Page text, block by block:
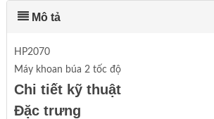
Mô tả
HP2070
Máy khoan búa 2 tốc độ
Chi tiết kỹ thuật
Đặc trưng